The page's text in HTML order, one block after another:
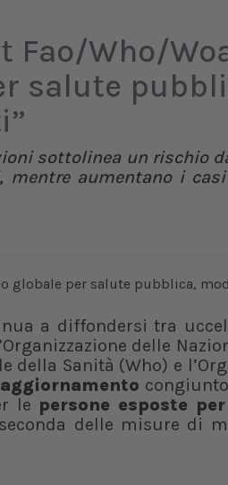
Fao/Who/
salute
sottolinea un rischio
aumentano i
a diffondersi tra
delle
della Sanità (Who) e
aggiornamento
le persone esposte
delle misure di